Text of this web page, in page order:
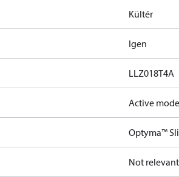
Kültér
Igen
LLZ018T4A
Active
Optyma™
Not